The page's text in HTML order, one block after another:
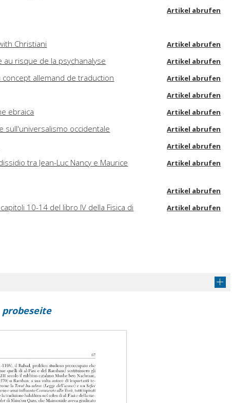
Artikel abrufen
Christiani
Artikel abrufen
risque de la psychanalyse Artikel abrufen
allemand de traduction Artikel abrufen
Artikel abrufen
ebraica Artikel abrufen
sull'universalismo occidentale Artikel abrufen
Artikel abrufen
tra Jean-Luc Nancy e Maurice
Artikel abrufen
Artikel abrufen
10-14 del libro IV della Fisica di
Artikel abrufen
probeseite